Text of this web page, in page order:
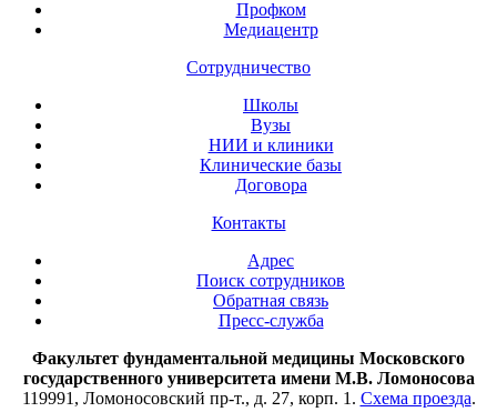
Профком
Медиацентр
Сотрудничество
Школы
Вузы
НИИ и клиники
Клинические базы
Договора
Контакты
Адрес
Поиск сотрудников
Обратная связь
Пресс-служба
Факультет фундаментальной медицины Московского
государственного университета имени М.В. Ломоносова
119991, Ломоносовский пр-т., д. 27, корп. 1. Схема проезда.